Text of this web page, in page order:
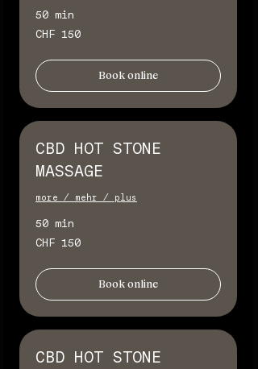
50 min
150
Schweizer
CHF 150
Book online
CBD HOT STONE
MASSAGE
more / mehr / plus
50 min
150
Schweizer
CHF 150
Book online
CBD HOT STONE